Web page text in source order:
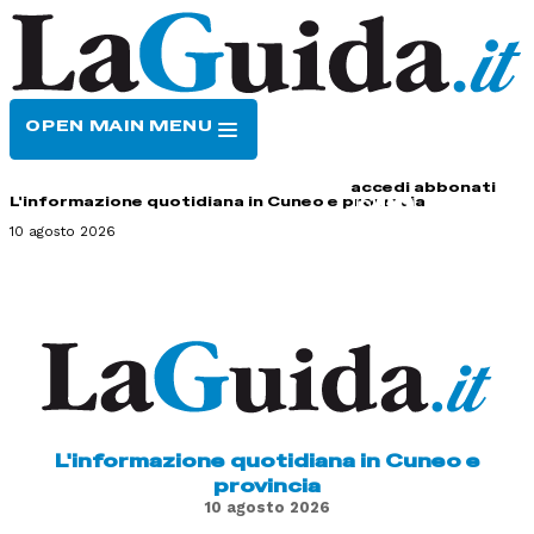
OPEN MAIN MENU
accedi abbonati
L'informazione quotidiana in Cuneo e provincia
10 agosto 2026
L'informazione quotidiana in Cuneo e
provincia
10 agosto 2026